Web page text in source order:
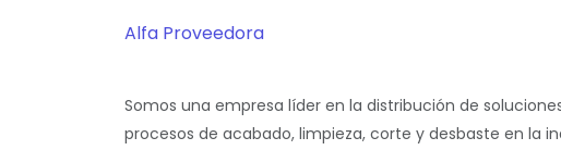
Alfa Proveedora
Somos una empresa líder en la distribución de
procesos de acabado, limpieza, corte y desbaste en la